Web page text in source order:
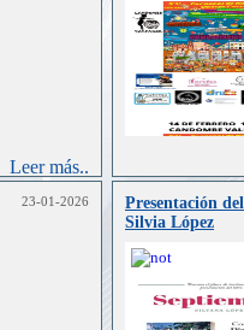
Leer más..
23-01-2026
Presentación
Silvia López